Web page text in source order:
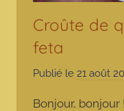
Croûte de
feta
Publié le 21 août
Bonjour,